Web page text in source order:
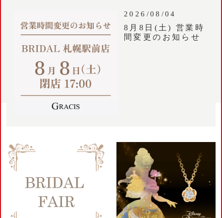
2026/08/04
8月8日(土) 営業時
間変更のお知らせ